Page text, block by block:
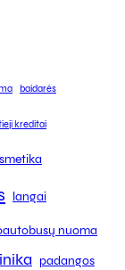
baidarės
kreditai
langai
nuoma
padangos